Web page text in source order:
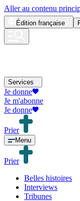
Aller au contenu
Édition française
Services
Je donne
Je m'abonne
Je donne
Prier
Menu
Prier
Belles histoires
Interviews
Tribunes